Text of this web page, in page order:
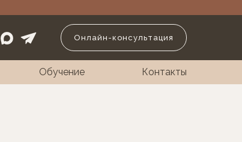
Онлайн-консультация
Обучение Контакты